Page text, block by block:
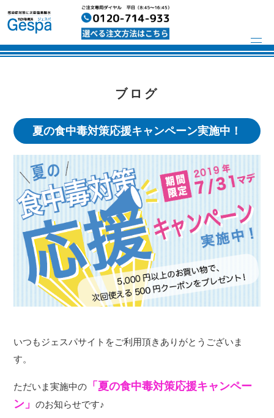
ブログ
夏の食中毒対策応援キャンペーン実施中！
いつもジェスパサイトをご利用頂きありがとうございま
す。
ただいま実施中の 「夏の食中毒対策応援キャンペー
ン」のお知らせです♪